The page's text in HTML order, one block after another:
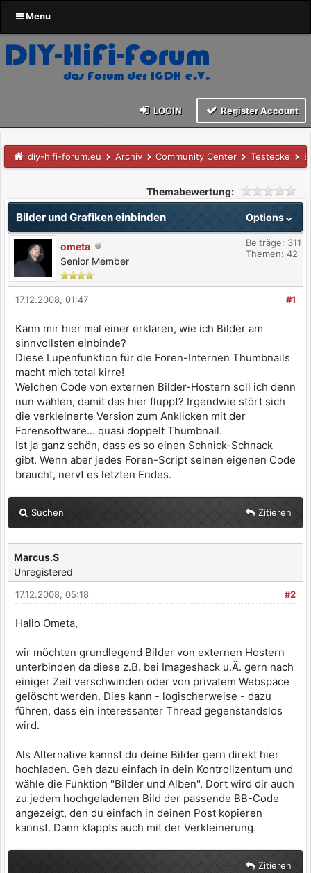
Menu
LOGIN Register Account
diy-hifi-forum.eu Archiv Community Center Testecke
Themabewertung:
Options
Bilder und Grafiken einbinden
ometa
Senior Member
Beiträge: 311
Themen: 42
#1
17.12.2008, 01:47
Kann mir hier mal einer erklären, wie ich Bilder am
sinnvollsten einbinde?
Diese Lupenfunktion für die Foren-Internen Thumbnails
macht mich total kirre!
Welchen Code von externen Bilder-Hostern soll ich denn
nun wählen, damit das hier fluppt? Irgendwie stört sich
die verkleinerte Version zum Anklicken mit der
Forensoftware... quasi doppelt Thumbnail.
Ist ja ganz schön, dass es so einen Schnick-Schnack
gibt. Wenn aber jedes Foren-Script seinen eigenen Code
braucht, nervt es letzten Endes.
Suchen Zitieren
Marcus.S
Unregistered
#2
17.12.2008, 05:18
Hallo Ometa,
wir möchten grundlegend Bilder von externen Hostern
unterbinden da diese z.B. bei Imageshack u.Ä. gern nach
einiger Zeit verschwinden oder von privatem Webspace
gelöscht werden. Dies kann - logischerweise - dazu
führen, dass ein interessanter Thread gegenstandslos
wird.
Als Alternative kannst du deine Bilder gern direkt hier
hochladen. Geh dazu einfach in dein Kontrollzentum und
wähle die Funktion "Bilder und Alben". Dort wird dir auch
zu jedem hochgeladenen Bild der passende BB-Code
angezeigt, den du einfach in deinen Post kopieren
kannst. Dann klappts auch mit der Verkleinerung.
Zitieren